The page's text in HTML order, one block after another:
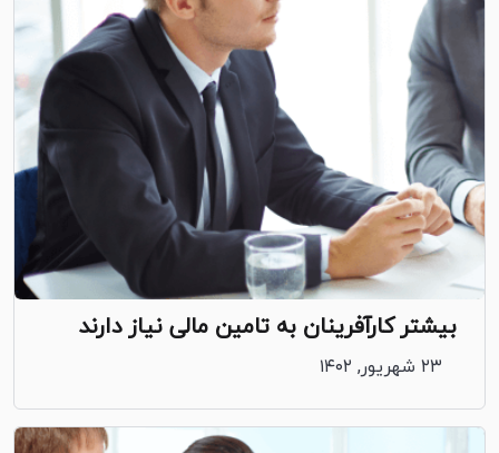
بیشتر کارآفرینان به تامین مالی نیاز دارند
۲۳ شهریور, ۱۴۰۲